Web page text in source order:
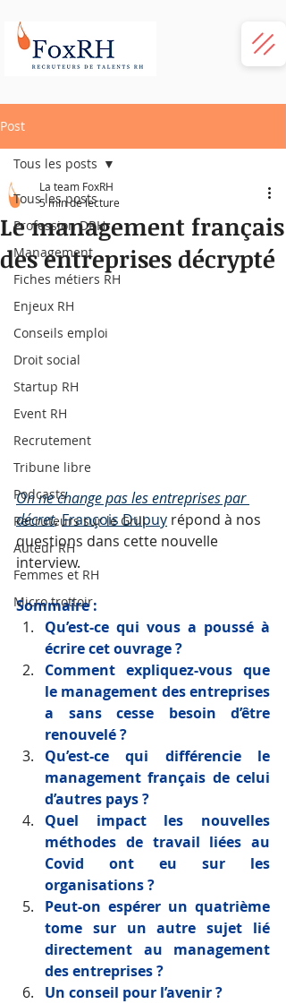
Post
Tous les posts
Profession DRH
Management
Fiches métiers RH
Enjeux RH
Conseils emploi
Droit social
Startup RH
Event RH
Recrutement
Tribune libre
Podcasts
Recruteurs sur le Grill
Auteur RH
Femmes et RH
Micro trottoir
Tous les posts
Le management français
des entreprises décrypté
La team FoxRH
5 min de lecture
On ne change pas les entreprises par
décret, François Dupuy répond à nos
questions dans cette nouvelle
interview.
Sommaire :
Qu’est-ce qui vous a poussé à
écrire cet ouvrage ?
Comment expliquez-vous que
le management des entreprises
a sans cesse besoin d’être
renouvelé ?
Qu’est-ce qui différencie le
management français de celui
d’autres pays ?
Quel impact les nouvelles
méthodes de travail liées au
Covid ont eu sur les
organisations ?
Peut-on espérer un quatrième
tome sur un autre sujet lié
directement au management
des entreprises ?
Un conseil pour l’avenir ?